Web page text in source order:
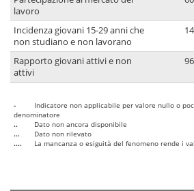
lavoro
Incidenza giovani 15-29 anni che
non studiano e non lavorano
Rapporto giovani attivi e non
attivi
-
Indicatore non applicabile per valore nullo o
denominatore
..
Dato non ancora disponibile
...
Dato non rilevato
....
La mancanza o esiguità del fenomeno rende i